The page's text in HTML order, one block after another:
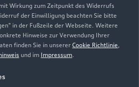
Wirkung zum Zeitpunkt des Widerrufs
der Einwilligung beachten Sie bitte
in der Fußzeile der Webseite. Weitere
Hinweise zur Verwendung Ihrer
finden Sie in unserer Cookie Richtlinie,
und im Impressum.